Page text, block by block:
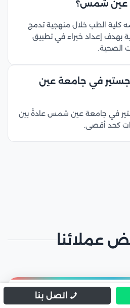
عين شمس؟
كلية الطب خلال منهجية تدمج
بهدف إعداد خبراء في تطبيق
الصحية.
في جامعة عين
في جامعة عين شمس عادةً بين
عملائنا
" اتصل بنا